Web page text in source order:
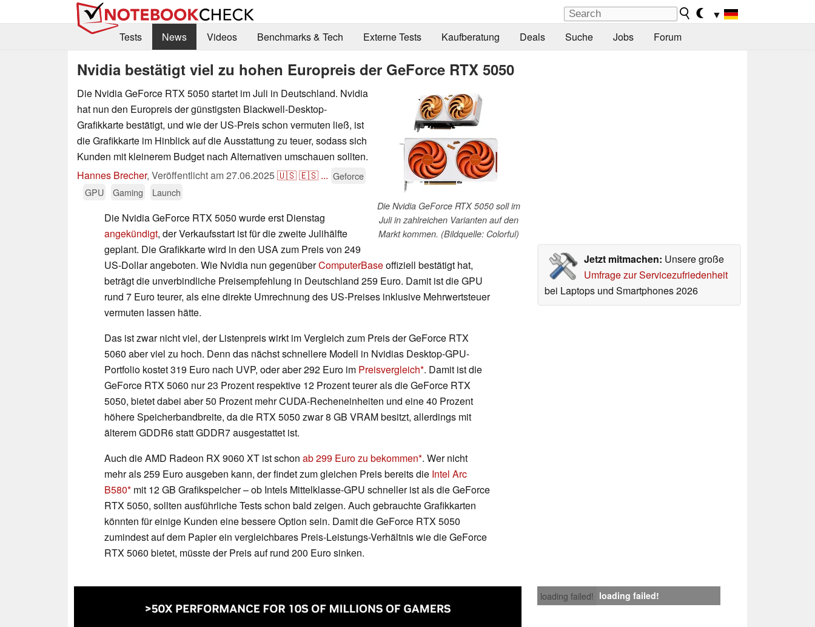
▼
Tests
News Videos Benchmarks & Tech Externe Tests Kaufberatung Deals Suche Jobs Forum
Nvidia bestätigt viel zu hohen Europreis der GeForce RTX 5050
Die Nvidia GeForce RTX 5050 soll im
Juli in zahlreichen Varianten auf den
Markt kommen. (Bildquelle: Colorful)
Die Nvidia GeForce RTX 5050 startet im Juli in Deutschland. Nvidia
hat nun den Europreis der günstigsten Blackwell-Desktop-
Grafikkarte bestätigt, und wie der US-Preis schon vermuten ließ, ist
die Grafikkarte im Hinblick auf die Ausstattung zu teuer, sodass sich
Kunden mit kleinerem Budget nach Alternativen umschauen sollten.
Hannes Brecher, Veröffentlicht am27.06.2025🇺🇸🇪🇸 ... Geforce
GPU
Gaming Launch
Jetzt mitmachen: Unsere große
Umfrage zur Servicezufriedenheit
bei Laptops und Smartphones 2026
Die Nvidia GeForce RTX 5050 wurde erst Dienstag
angekündigt, der Verkaufsstart ist für die zweite Julihälfte
geplant. Die Grafikkarte wird in den USA zum Preis von 249
US-Dollar angeboten. Wie Nvidia nun gegenüberComputerBaseoffiziell bestätigt hat,
beträgt die unverbindliche Preisempfehlung in Deutschland 259 Euro. Damit ist die GPU
rund 7 Euro teurer, als eine direkte Umrechnung des US-Preises inklusive Mehrwertsteuer
vermuten lassen hätte.
Das ist zwar nicht viel, der Listenpreis wirkt im Vergleich zum Preis der GeForce RTX
5060 aber viel zu hoch. Denn das nächst schnellere Modell in Nvidias Desktop-GPU-
Portfolio kostet 319 Euro nach UVP, oder aber 292 Euro im Preisvergleich . Damit ist die
GeForce RTX 5060 nur 23 Prozent respektive 12 Prozent teurer als die GeForce RTX
5050, bietet dabei aber 50 Prozent mehr CUDA-Recheneinheiten und eine 40 Prozent
höhere Speicherbandbreite, da die RTX 5050 zwar 8 GB VRAM besitzt, allerdings mit
älterem GDDR6 statt GDDR7 ausgestattet ist.
Auch die AMD Radeon RX 9060 XT ist schon ab 299 Euro zu bekommen . Wer nicht
mehr als 259 Euro ausgeben kann, der findet zum gleichen Preis bereits die Intel Arc
B580 mit 12 GB Grafikspeicher – ob Intels Mittelklasse-GPU schneller ist als die GeForce
RTX 5050, sollten ausführliche Tests schon bald zeigen. Auch gebrauchte Grafikkarten
könnten für einige Kunden eine bessere Option sein. Damit die GeForce RTX 5050
zumindest auf dem Papier ein vergleichbares Preis-Leistungs-Verhältnis wie die GeForce
RTX 5060 bietet, müsste der Preis auf rund 200 Euro sinken.
loading failed! loading failed!